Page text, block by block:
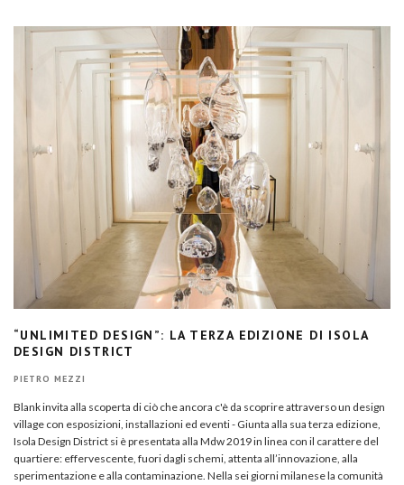
“UNLIMITED DESIGN”: LA TERZA EDIZIONE DI ISOLA
DESIGN DISTRICT
PIETRO MEZZI
Blank invita alla scoperta di ciò che ancora c'è da scoprire attraverso un design
village con esposizioni, installazioni ed eventi - Giunta alla sua terza edizione,
Isola Design District si è presentata alla Mdw 2019 in linea con il carattere del
quartiere: effervescente, fuori dagli schemi, attenta all’innovazione, alla
sperimentazione e alla contaminazione. Nella sei giorni milanese la comunità